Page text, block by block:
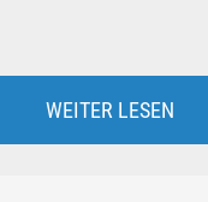
WEITER LESEN